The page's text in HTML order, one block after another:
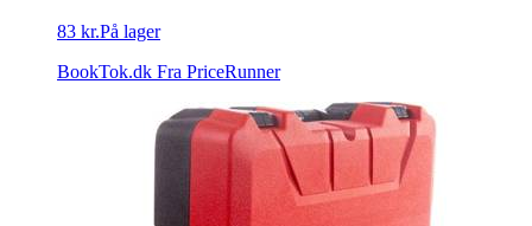
83 kr.På lager
BookTok.dk Fra PriceRunner